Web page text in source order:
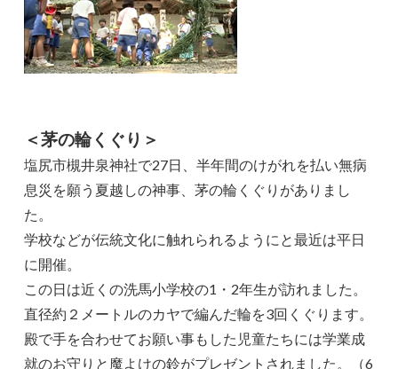
＜茅の輪くぐり＞
塩尻市槻井泉神社で27日、半年間のけがれを払い無病
息災を願う夏越しの神事、茅の輪くぐりがありまし
た。
学校などが伝統文化に触れられるようにと最近は平日
に開催。
この日は近くの洗馬小学校の1・2年生が訪れました。
直径約２メートルのカヤで編んだ輪を3回くぐります。
殿で手を合わせてお願い事もした児童たちには学業成
就のお守りと魔よけの鈴がプレゼントされました。（6